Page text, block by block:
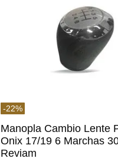
-22%
Manopla Cambio Lente
Onix 17/19 6 Marchas
Reviam